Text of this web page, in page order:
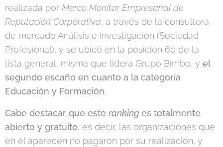
realizada por Merco Monitor Empresarial de
Reputación Corporativa, a través de la consultora
de mercado Análisis e Investigación (Sociedad
Profesional), y se ubicó en la posición 60 de la
lista general, misma que lidera Grupo Bimbo, y el
segundo escaño en cuanto a la categoría
Educación y Formación.
Cabe destacar que este rankinges totalmente
abierto y gratuito, es decir, las organizaciones que
en él aparecen no pagaron por su realización, y